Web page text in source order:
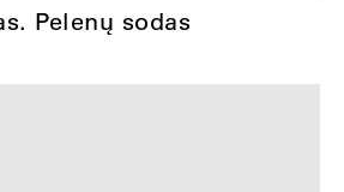
Pelenų sodas